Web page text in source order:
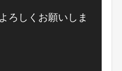
ろしくお願いしま